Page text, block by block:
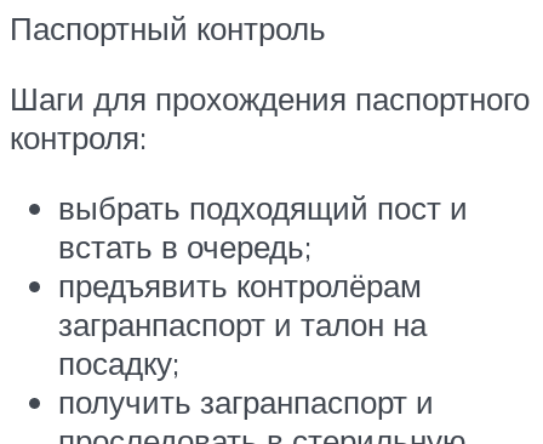
Паспортный контроль
Шаги для прохождения паспортного
контроля:
выбрать подходящий пост и
встать в очередь;
предъявить контролёрам
загранпаспорт и талон на
посадку;
получить загранпаспорт и